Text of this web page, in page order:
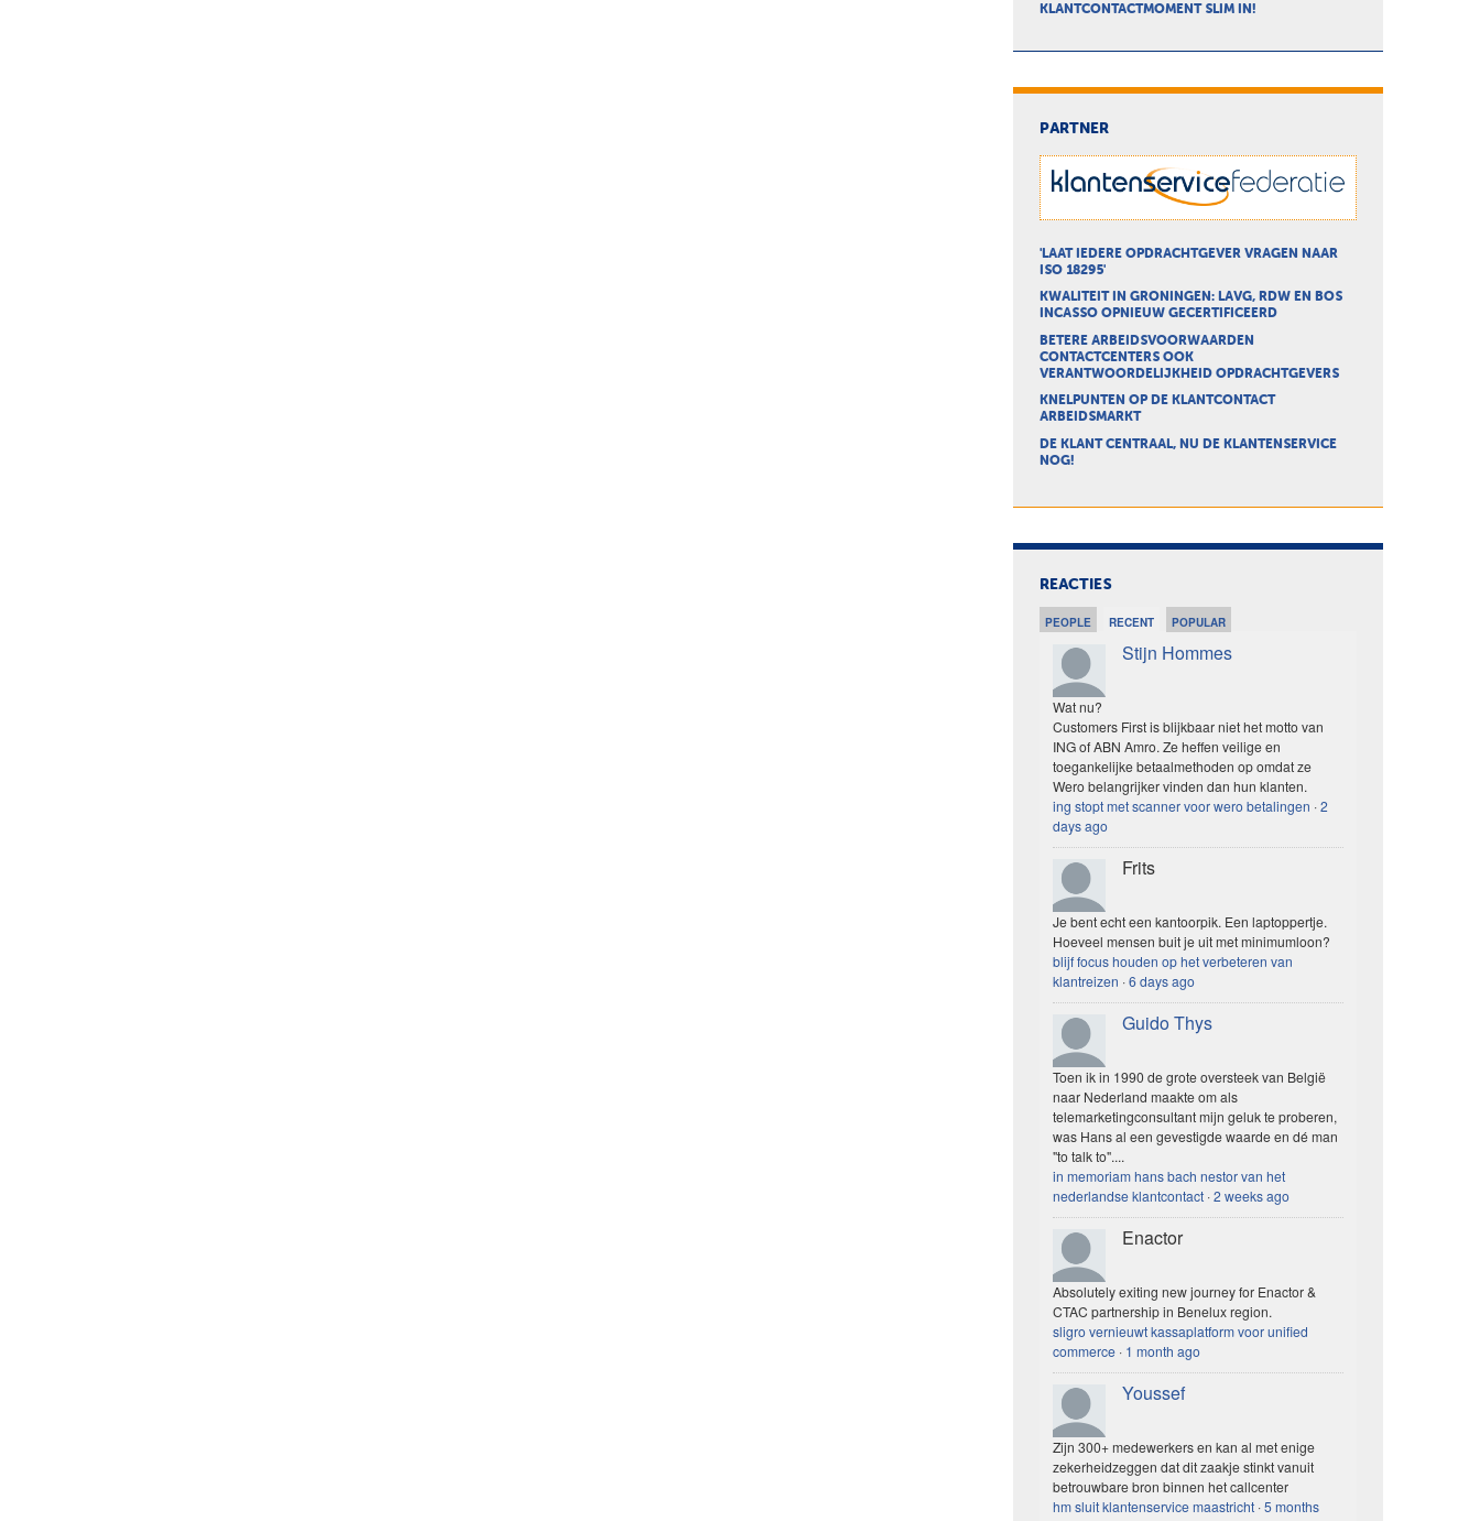
KLANTCONTACTMOMENT SLIM IN!
PARTNER
'LAAT IEDERE OPDRACHTGEVER VRAGEN NAAR
ISO 18295'
KWALITEIT IN GRONINGEN: LAVG, RDW EN BOS
INCASSO OPNIEUW GECERTIFICEERD
BETERE ARBEIDSVOORWAARDEN
CONTACTCENTERS OOK
VERANTWOORDELIJKHEID OPDRACHTGEVERS
KNELPUNTEN OP DE KLANTCONTACT
ARBEIDSMARKT
DE KLANT CENTRAAL, NU DE KLANTENSERVICE
NOG!
REACTIES
PEOPLE RECENT POPULAR
Stijn Hommes
Wat nu?
Customers First is blijkbaar niet het motto van
ING of ABN Amro. Ze heffen veilige en
toegankelijke betaalmethoden op omdat ze
Wero belangrijker vinden dan hun klanten.
ing stopt met scanner voor wero betalingen ·2
days ago
Frits
Je bent echt een kantoorpik. Een laptoppertje.
Hoeveel mensen buit je uit met minimumloon?
blijf focus houden op het verbeteren van
klantreizen ·6 days ago
Guido Thys
Toen ik in 1990 de grote oversteek van België
naar Nederland maakte om als
telemarketingconsultant mijn geluk te proberen,
was Hans al een gevestigde waarde en dé man
"to talk to"....
in memoriam hans bach nestor van het
nederlandse klantcontact ·2 weeks ago
Enactor
Absolutely exiting new journey for Enactor &
CTAC partnership in Benelux region.
sligro vernieuwt kassaplatform voor unified
commerce · 1 month ago
Youssef
Zijn 300+ medewerkers en kan al met enige
zekerheidzeggen dat dit zaakje stinkt vanuit
betrouwbare bron binnen het callcenter
hm sluit klantenservice maastricht ·5 months